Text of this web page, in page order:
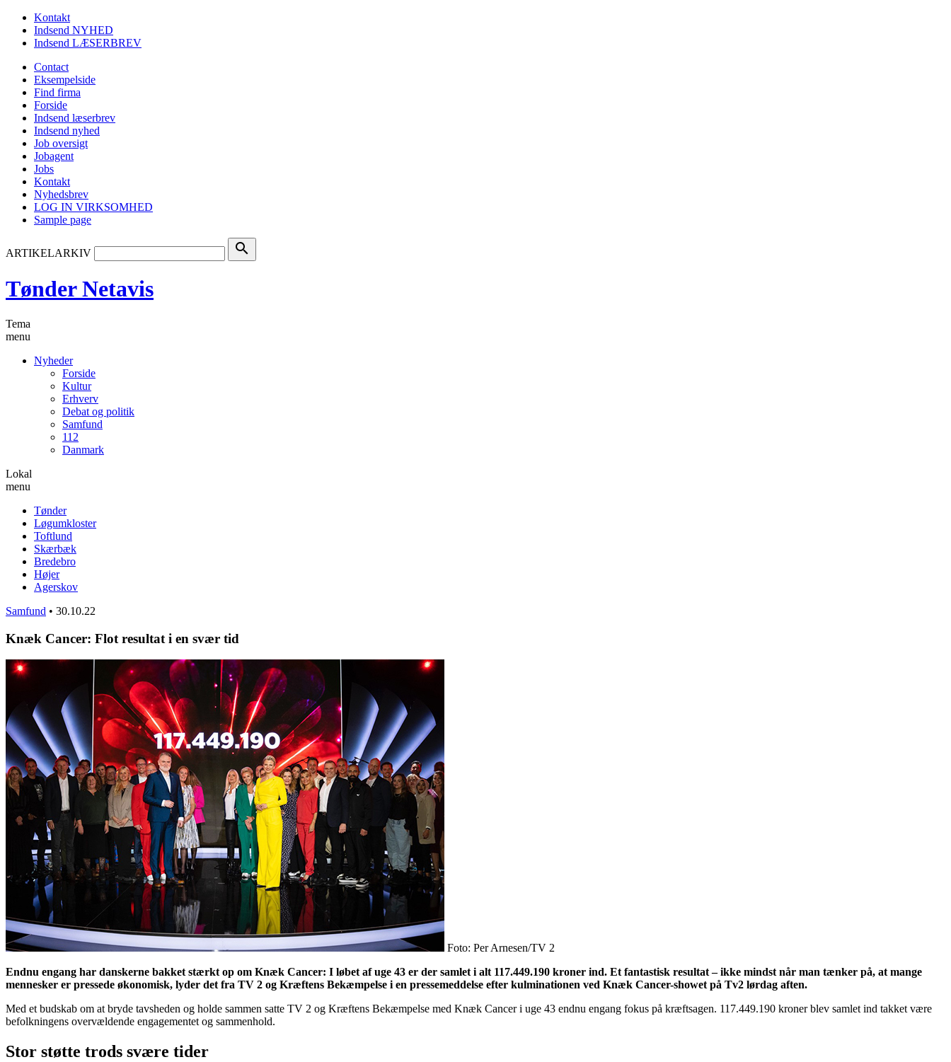
Kontakt
Indsend NYHED
Indsend LÆSERBREV
Contact
Eksempelside
Find firma
Forside
Indsend læserbrev
Indsend nyhed
Job oversigt
Jobagent
Jobs
Kontakt
Nyhedsbrev
LOG IN VIRKSOMHED
Sample page
ARTIKELARKIV search
Tønder Netavis
Tema
menu
Nyheder
Forside
Kultur
Erhverv
Debat og politik
Samfund
112
Danmark
Lokal
menu
Tønder
Løgumkloster
Toftlund
Skærbæk
Bredebro
Højer
Agerskov
Samfund • 30.10.22
Knæk Cancer: Flot resultat i en svær tid
Foto: Per Arnesen/TV 2
Endnu engang har danskerne bakket stærkt op om Knæk Cancer: I løbet af uge 43 er der samlet i alt 117.449.190 kroner ind. Et fantastisk resultat – ikke mindst når man tænker på, at mange
mennesker er pressede økonomisk, lyder det fra TV 2 og Kræftens Bekæmpelse i en pressemeddelse efter kulminationen ved Knæk Cancer-showet på Tv2 lørdag aften.
Med et budskab om at bryde tavsheden og holde sammen satte TV 2 og Kræftens Bekæmpelse med Knæk Cancer i uge 43 endnu engang fokus på kræftsagen. 117.449.190 kroner blev samlet ind takket være
befolkningens overvældende engagementet og sammenhold.
Stor støtte trods svære tider